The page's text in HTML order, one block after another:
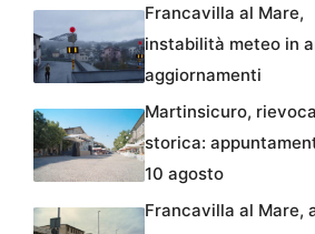
Francavilla al Mare,
instabilità meteo in
aggiornamenti
Martinsicuro,
storica:
10 agosto
Francavilla al Mare,